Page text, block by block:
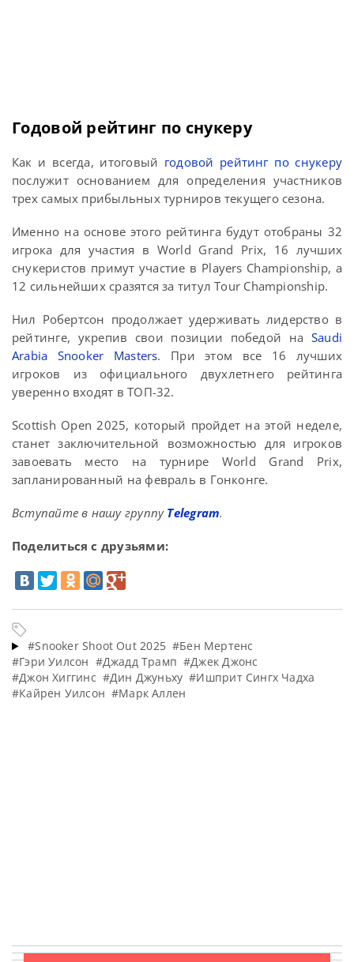
Годовой рейтинг по снукеру
Как и всегда, итоговый годовой рейтинг по снукеру
послужит основанием для определения участников
трех самых прибыльных турниров текущего сезона.
Именно на основе этого рейтинга будут отобраны 32
игрока для участия в World Grand Prix, 16 лучших
снукеристов примут участие в Players Championship, а
12 сильнейших сразятся за титул Tour Championship.
Нил Робертсон продолжает удерживать лидерство в
рейтинге, укрепив свои позиции победой на Saudi
Arabia Snooker Masters. При этом все 16 лучших
игроков из официального двухлетнего рейтинга
уверенно входят в ТОП-32.
Scottish Open 2025, который пройдет на этой неделе,
станет заключительной возможностью для игроков
завоевать место на турнире World Grand Prix,
запланированный на февраль в Гонконге.
Вступайте в нашу группу Telegram.
Поделиться с друзьями:
#Snooker Shoot Out 2025 #Бен Мертенс
#Гэри Уилсон #Джадд Трамп #Джек Джонс
#Джон Хиггинс #Дин Джуньху #Ишприт Сингх Чадха
#Кайрен Уилсон #Марк Аллен